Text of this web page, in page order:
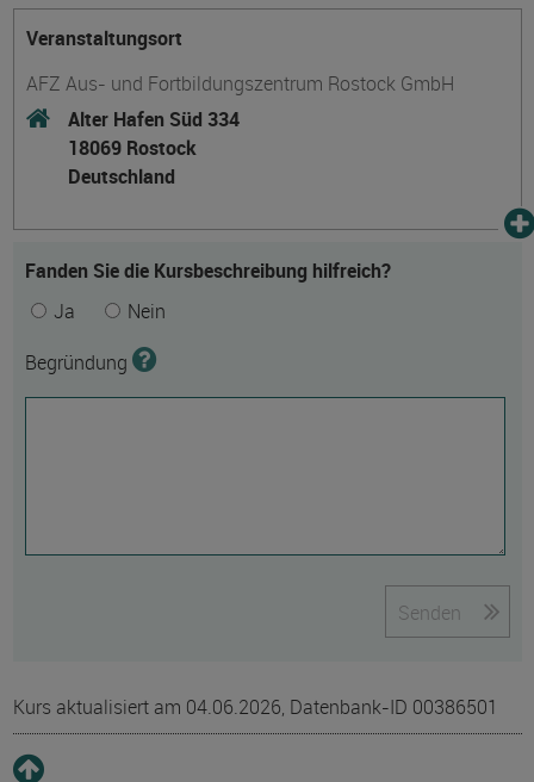
Veranstaltungsort
AFZ Aus- und Fortbildungszentrum Rostock GmbH
Alter Hafen Süd 334
18069 Rostock
Deutschland
Fanden Sie die Kursbeschreibung hilfreich?
Ja
Nein
Begründung
Senden
Kurs aktualisiert am 04.06.2026, Datenbank-ID 00386501